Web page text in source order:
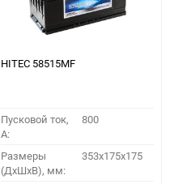
HITEC 58515MF
Пусковой ток,
A:
800
Размеры
(ДхШхВ), мм:
353x175x175